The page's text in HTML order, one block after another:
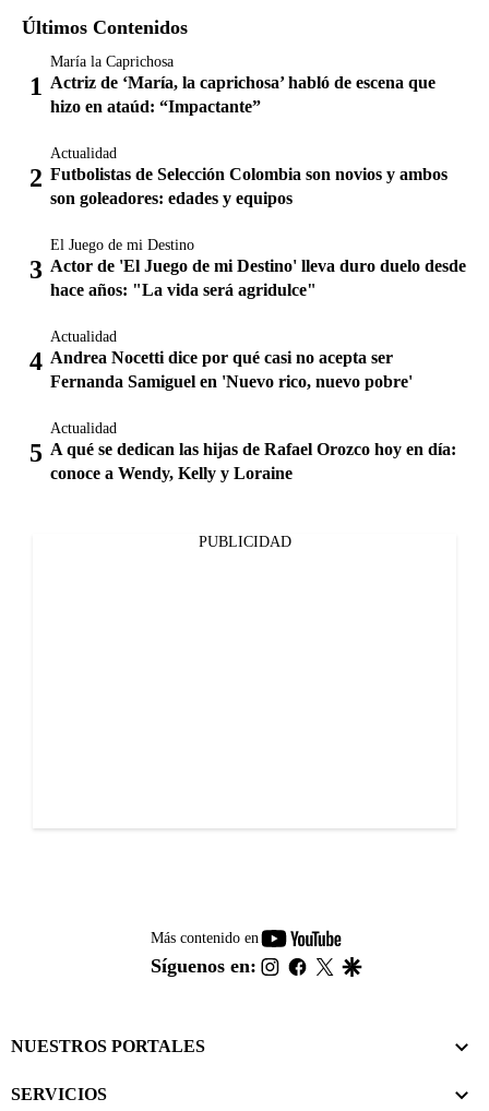
Últimos Contenidos
María la Caprichosa
Actriz de ‘María, la caprichosa’ habló de escena que
hizo en ataúd: “Impactante”
Actualidad
Futbolistas de Selección Colombia son novios y ambos
son goleadores: edades y equipos
El Juego de mi Destino
Actor de 'El Juego de mi Destino' lleva duro duelo desde
hace años: "La vida será agridulce"
Actualidad
Andrea Nocetti dice por qué casi no acepta ser
Fernanda Samiguel en 'Nuevo rico, nuevo pobre'
Actualidad
A qué se dedican las hijas de Rafael Orozco hoy en día:
conoce a Wendy, Kelly y Loraine
PUBLICIDAD
Más contenido en
youtube-
footer
Síguenos en: instagram
facebook
twitter
NUESTROS PORTALES
SERVICIOS